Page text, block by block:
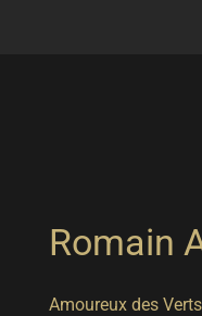
Romain
Amoureux des